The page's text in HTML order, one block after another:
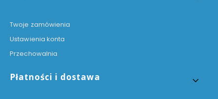
Twoje zamówienia
Ustawienia konta
Przechowalnia
Płatności i dostawa